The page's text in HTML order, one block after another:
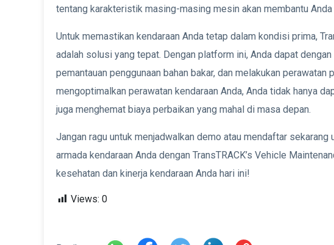
tentang karakteristik masing-masing mesin akan membantu
Untuk memastikan kendaraan Anda tetap dalam kondisi prima,
adalah solusi yang tepat. Dengan platform ini, Anda dapat
pemantauan penggunaan bahan bakar, dan melakukan perawatan
mengoptimalkan perawatan kendaraan Anda, Anda tidak hanya
juga menghemat biaya perbaikan yang mahal di masa depan.
Jangan ragu untuk menjadwalkan demo atau mendaftar
armada kendaraan Anda dengan TransTRACK’s Vehicle
kesehatan dan kinerja kendaraan Anda hari ini!
Views: 0